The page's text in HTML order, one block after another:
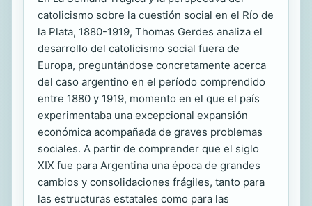
catolicismo sobre la cuestión social en el Río de
la Plata, 1880-1919, Thomas Gerdes analiza el
desarrollo del catolicismo social fuera de
Europa, preguntándose concretamente acerca
del caso argentino en el período comprendido
entre 1880 y 1919, momento en el que el país
experimentaba una excepcional expansión
económica acompañada de graves problemas
sociales. A partir de comprender que el siglo
XIX fue para Argentina una época de grandes
cambios y consolidaciones frágiles, tanto para
las estructuras estatales como para las